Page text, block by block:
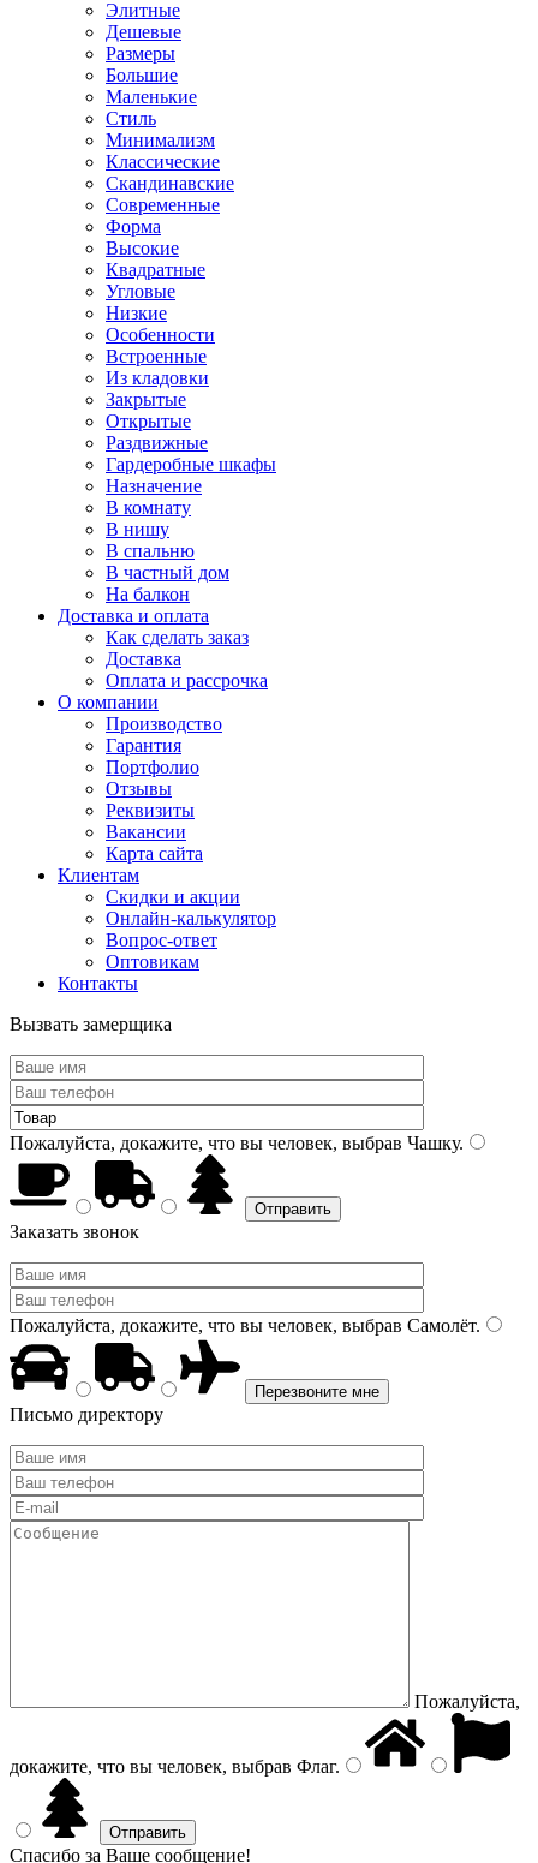
Элитные
Дешевые
Размеры
Большие
Маленькие
Стиль
Минимализм
Классические
Скандинавские
Современные
Форма
Высокие
Квадратные
Угловые
Низкие
Особенности
Встроенные
Из кладовки
Закрытые
Открытые
Раздвижные
Гардеробные шкафы
Назначение
В комнату
В нишу
В спальню
В частный дом
На балкон
Доставка и оплата
Как сделать заказ
Доставка
Оплата и рассрочка
О компании
Производство
Гарантия
Портфолио
Отзывы
Реквизиты
Вакансии
Карта сайта
Клиентам
Скидки и акции
Онлайн-калькулятор
Вопрос-ответ
Оптовикам
Контакты
Вызвать замерщика
Пожалуйста, докажите, что вы человек, выбрав Чашку.
Заказать звонок
Пожалуйста, докажите, что вы человек, выбрав Самолёт.
Письмо директору
Пожалуйста,
докажите, что вы человек, выбрав Флаг.
Спасибо за Ваше сообщение!